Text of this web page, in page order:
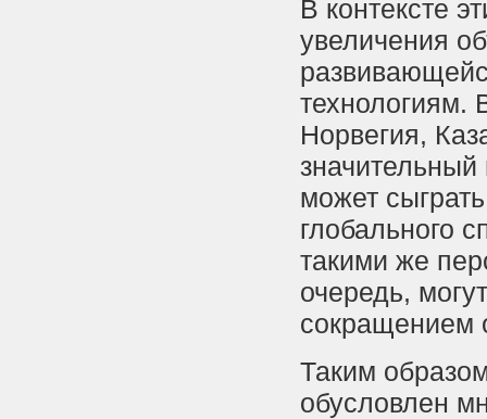
В контексте
увеличения
Норвегия,
может
глобального
такими же
очередь,
сокращением
Таким
обусловлен